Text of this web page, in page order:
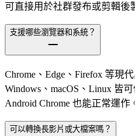
可直接用於社群發布或剪輯後
支援哪些瀏覽器和系統？
Chrome、Edge、Firefox 等現
Windows、macOS、Linux 皆
Android Chrome 也能正常運作
可以轉換長影片或大檔案嗎？